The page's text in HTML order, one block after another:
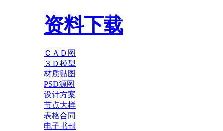
资料下载
ＣＡＤ图
３Ｄ模型
材质贴图
PSD源图
设计方案
节点大样
表格合同
电子书刊